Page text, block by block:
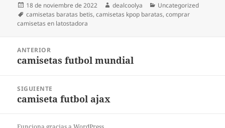
Publicado
el
18 de noviembre de 2022 Autor
dealcoolya Categorías
Uncategorized
Etiquetas
camisetas baratas betis,camisetas kpop baratas,comprar
camisetas en latostadora
entradas
ANTERIOR
Entrada
camisetas futbol mundial
SIGUIENTE
Entrada
camiseta futbol ajax